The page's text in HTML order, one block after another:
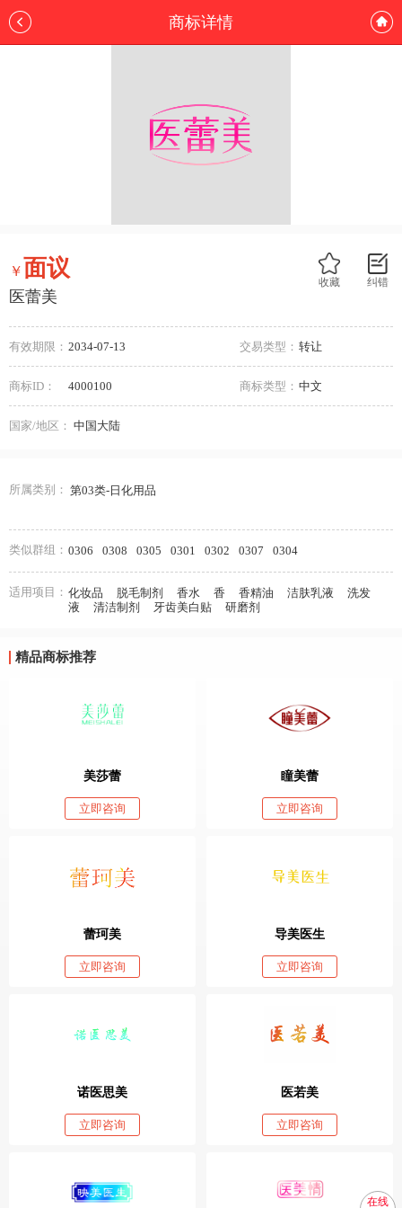
商标详情
纠错
收藏
￥面议
医蕾美
有效期限： 2034-07-13 交易类型： 转让
商标ID： 4000100 商标类型： 中文
国家/地区： 中国大陆
所属类别： 第03类-日化用品
类似群组： 0306 0308 0305 0301 0302 0307 0304
适用项目： 化妆品 脱毛制剂 香水 香 香精油 洁肤乳液
洗发
液
清洁制剂 牙齿美白贴 研磨剂
精品商标推荐
美莎蕾
立即咨询
瞳美蕾
立即咨询
蕾珂美
立即咨询
导美医生
立即咨询
诺医思美
立即咨询
医若美
立即咨询
在线